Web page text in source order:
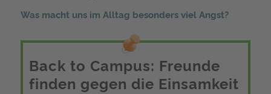
Was macht uns im Alltag besonders viel Angst?
Back to Campus: Freunde
finden gegen die Einsamkeit